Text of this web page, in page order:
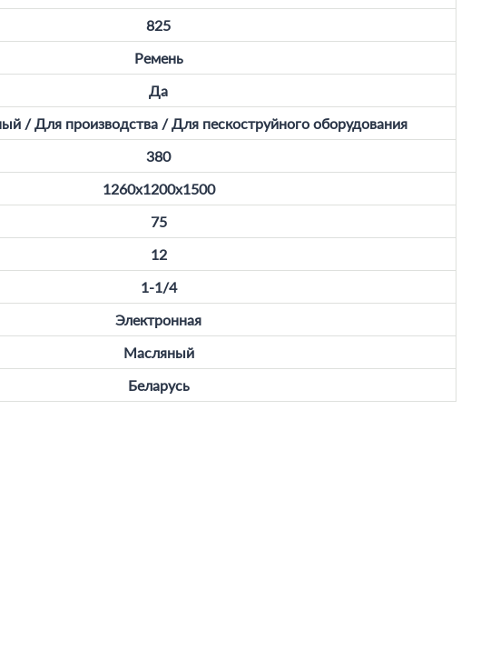
825
Ремень
Да
/ Для производства / Для пескоструйного оборудования
380
1260x1200x1500
75
12
1-1/4
Электронная
Масляный
Беларусь